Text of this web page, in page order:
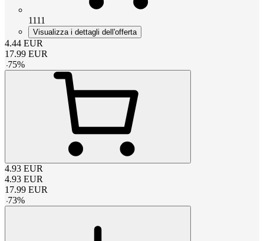
1111
Visualizza i dettagli dell'offerta
4.44 EUR
17.99 EUR
-75%
4.93 EUR
4.93 EUR
17.99 EUR
-73%